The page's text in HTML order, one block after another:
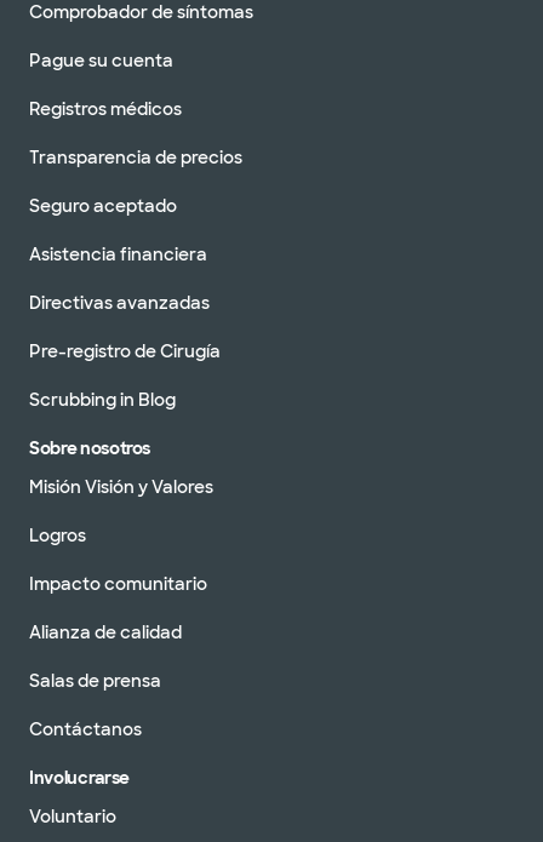
Comprobador de síntomas
Pague su cuenta
Registros médicos
Transparencia de precios
Seguro aceptado
Asistencia financiera
Directivas avanzadas
Pre-registro de Cirugía
Scrubbing in Blog
Sobre nosotros
Misión Visión y Valores
Logros
Impacto comunitario
Alianza de calidad
Salas de prensa
Contáctanos
Involucrarse
Voluntario